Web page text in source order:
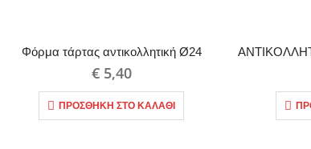
Φόρμα τάρτας αντικολλητική Ø24
€5,40
ΠΡΟΣΘΉΚΗ ΣΤΟ ΚΑΛΆΘΙ